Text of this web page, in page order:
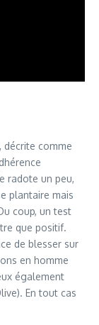
décrite comme
radote un peu,
plantaire mais
coup, un test
que positif.
de blesser sur
en homme
également
En tout cas